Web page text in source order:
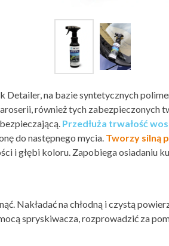
Detailer, na bazie syntetycznych
również tych zabezpieczonych
Przedłuża trwałość
do następnego mycia. Tworzy silną
i głębi koloru. Zapobiega osiadaniu
Nakładać na chłodną i czystą
spryskiwacza, rozprowadzić za